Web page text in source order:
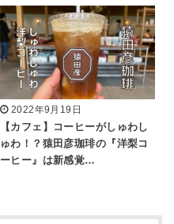
2022年9月19日
【カフェ】コーヒーがしゅわし
ゅわ！？猿田彦珈琲の『洋梨コ
ーヒー』は新感覚…